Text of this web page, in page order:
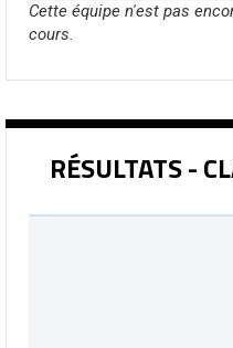
Cette équipe n'est pas
cours.
RÉSULTATS -